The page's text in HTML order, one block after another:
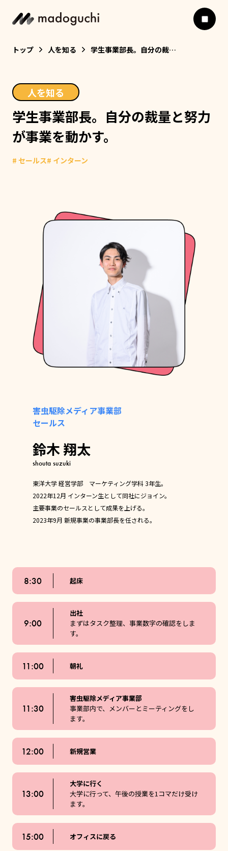
トップ 人を知る 学生事業部長。自分の裁量と努力が事業を動かす。
人を知る
学生事業部長。自分の裁量と努力
が事業を動かす。
# セールス# インターン
害虫駆除メディア事業部
セールス
鈴木 翔太
shouta suzuki
東洋大学 経営学部 マーケティング学科 3年生。
2022年12月 インターン生として同社にジョイン。
主要事業のセールスとして成果を上げる。
2023年9月 新規事業の事業部長を任される。
8:30 起床
9:00
出社
まずはタスク整理、事業数字の確認をしま
す。
11:00 朝礼
11:30
害虫駆除メディア事業部
事業部内で、メンバーとミーティングをし
ます。
12:00 新規営業
13:00
大学に行く
大学に行って、午後の授業を1コマだけ受け
ます。
15:00 オフィスに戻る